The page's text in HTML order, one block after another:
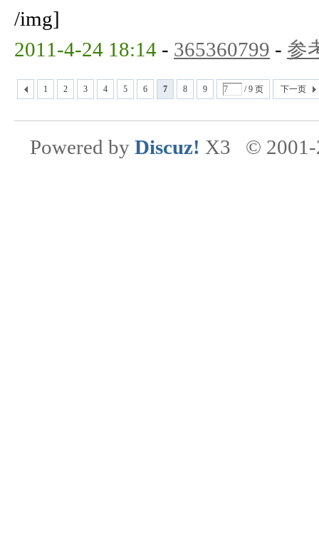
/img]
2011-4-24 18:14 - 365360799 - 参
1 2 3 4 5 6 7 8 9 / 9 页 下一页
Powered by Discuz! X3 ©